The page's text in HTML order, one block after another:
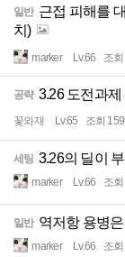
일반 근접 피해를
치)
marker Lv.66 조
공략 3.26 도전과제
꽃와재 Lv.65 조회
세팅 3.26의 딜이
marker Lv.66 조
일반 역저항 용병
marker Lv.66 조